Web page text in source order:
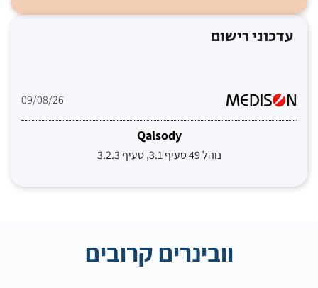
עדכוני רישום
09/08/26
Qalsody
נוהל 49 סעיף 3.1, סעיף 3.2.3
וובינרים קרובים